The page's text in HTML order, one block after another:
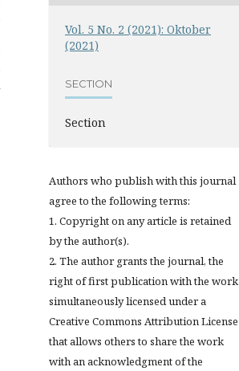
Vol. 5 No. 2 (2021): Oktober
(2021)
SECTION
Section
Authors who publish with this journal
agree to the following terms:
1. Copyright on any article is retained
by the author(s).
2. The author grants the journal, the
right of first publication with the work
simultaneously licensed under a
Creative Commons Attribution License
that allows others to share the work
with an acknowledgment of the